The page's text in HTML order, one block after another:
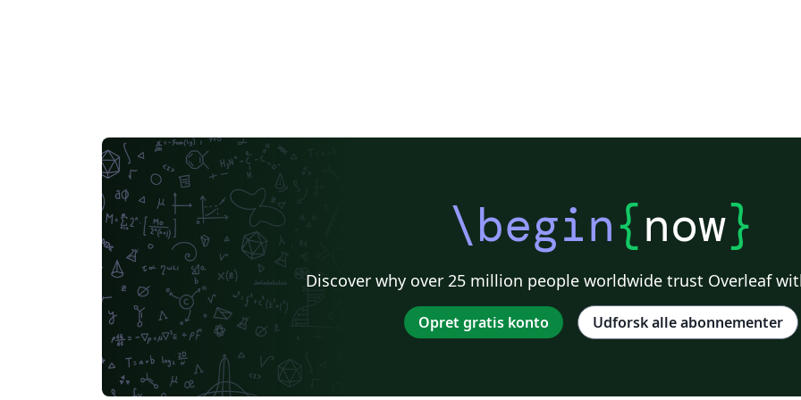
\begin{now}
Discover why over 25 million people worldwide trust Overleaf
Opret gratis konto Udforsk alle abonnementer